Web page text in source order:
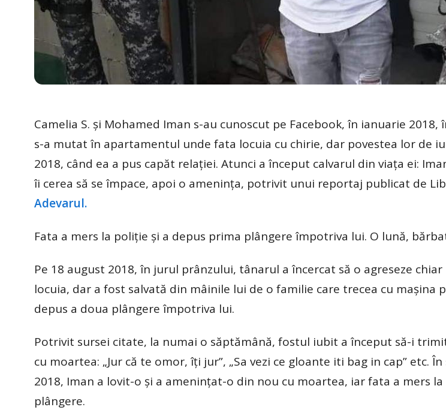
Camelia S. şi Mohamed Iman s-au cunoscut pe Facebook, în ianuarie 2018,
s-a mutat în apartamentul unde fata locuia cu chirie, dar povestea lor de
2018, când ea a pus capăt relaţiei. Atunci a început calvarul din viaţa ei:
îi cerea să se împace, apoi o ameninţa, potrivit unui reportaj publicat de
Adevarul.
Fata a mers la poliţie şi a depus prima plângere împotriva lui. O lună,
Pe 18 august 2018, în jurul prânzului, tânarul a încercat să o agreseze
locuia, dar a fost salvată din mâinile lui de o familie care trecea cu maşina
depus a doua plângere împotriva lui.
Potrivit sursei citate, la numai o săptămână, fostul iubit a început să-i
cu moartea: „Jur că te omor, îţi jur”, „Sa vezi ce gloante iti bag in cap” etc.
2018, Iman a lovit-o şi a ameninţat-o din nou cu moartea, iar fata a mers
plângere.